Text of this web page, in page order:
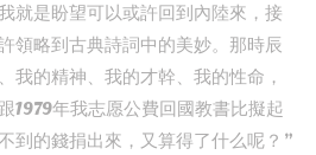
就是盼望可以或許回到內陸來，接
領略到古典詩詞中的美妙。那時辰
我的精神、我的才幹、我的性命，
1979年我志愿公費回國教書比擬起
到的錢捐出來，又算得了什么呢？”